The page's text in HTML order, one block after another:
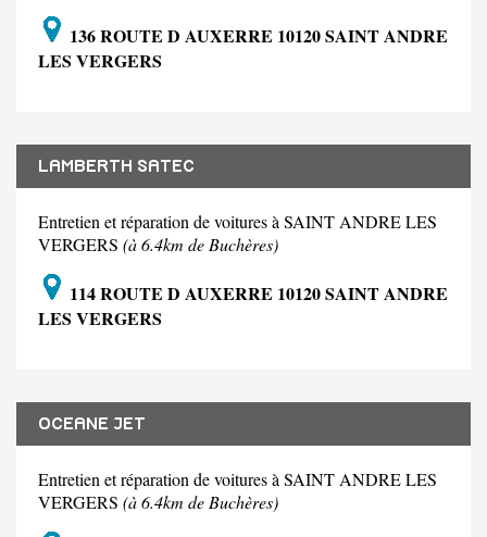
136 ROUTE D AUXERRE 10120 SAINT ANDRE
LES VERGERS
LAMBERTH SATEC
Entretien et réparation de voitures à SAINT ANDRE LES
VERGERS (à 6.4km de Buchères)
114 ROUTE D AUXERRE 10120 SAINT ANDRE
LES VERGERS
OCEANE JET
Entretien et réparation de voitures à SAINT ANDRE LES
VERGERS (à 6.4km de Buchères)